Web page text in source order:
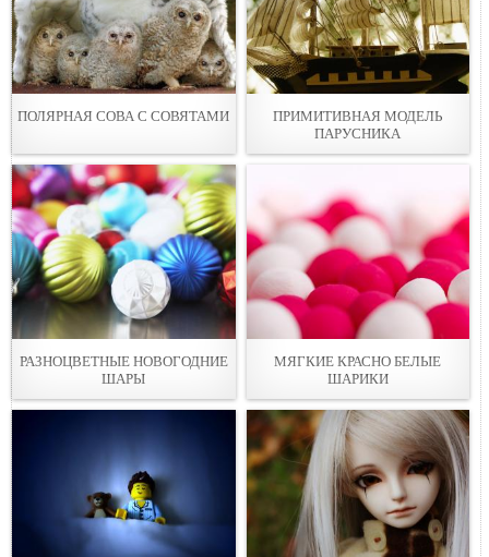
ПОЛЯРНАЯ СОВА С СОВЯТАМИ
ПРИМИТИВНАЯ МОДЕЛЬ
ПАРУСНИКА
РАЗНОЦВЕТНЫЕ НОВОГОДНИЕ
ШАРЫ
МЯГКИЕ КРАСНО БЕЛЫЕ
ШАРИКИ